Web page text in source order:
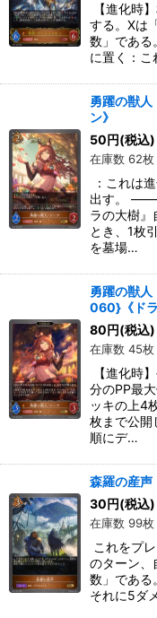
【進化時
する。Xは
数」である
に置く：
勇躍の獣
ン》
50円(税込)
在庫数 62枚
：これは
出す。
ラの大樹』
とき、1枚
を墓場…
勇躍の獣
060}《ドラ
80円(税込)
在庫数 45枚
【進化時
分のPP最
ッキの上4
枚まで公開
順にデ…
森羅の産声
30円(税込)
在庫数 99枚
これをプ
のターン、
数」である
それに5ダ